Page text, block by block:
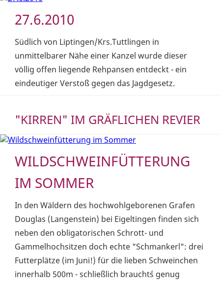
27.6.2010
Südlich von Liptingen/Krs.Tuttlingen in
unmittelbarer Nähe einer Kanzel wurde dieser
völlig offen liegende Rehpansen entdeckt - ein
eindeutiger Verstoß gegen das Jagdgesetz.
"KIRREN" IM GRÄFLICHEN REVIER
WILDSCHWEINFÜTTERUNG
IM SOMMER
In den Wäldern des hochwohlgeborenen Grafen
Douglas (Langenstein) bei Eigeltingen finden sich
neben den obligatorischen Schrott- und
Gammelhochsitzen doch echte "Schmankerl": drei
Futterplätze (im Juni!) für die lieben Schweinchen
innerhalb 500m - schließlich braucht´s genug